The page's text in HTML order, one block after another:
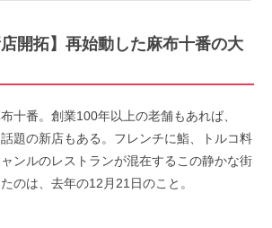
店開拓】再始動した麻布十番の大
十番。創業100年以上の老舗もあれば、
題の新店もある。 フレンチに鮨、トルコ料
ンルのレストランが混在する この静かな街
のは、去年の12月21日のこと。